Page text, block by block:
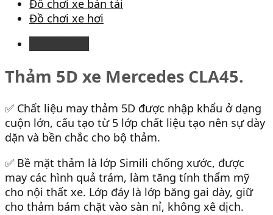
Đồ chơi xe bán tải
Đồ chơi xe hơi
Thảm 5D xe Mercedes CLA45.
✅ Chất liệu may thảm 5D được nhập khẩu ở dạng
cuộn lớn, cấu tạo từ 5 lớp chất liệu tạo nên sự dày
dặn và bền chắc cho bộ thảm.
✅ Bề mặt thảm là lớp Simili chống xước, được
may các hình quả trám, làm tăng tính thẩm mỹ
cho nội thất xe. Lớp đáy là lớp băng gai dày, giữ
cho thảm bám chặt vào sàn nỉ, không xê dịch.